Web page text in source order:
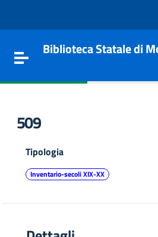
Toggle navigation
Biblioteca Statale di
509
Tipologia
Inventario-secoli XIX-XX